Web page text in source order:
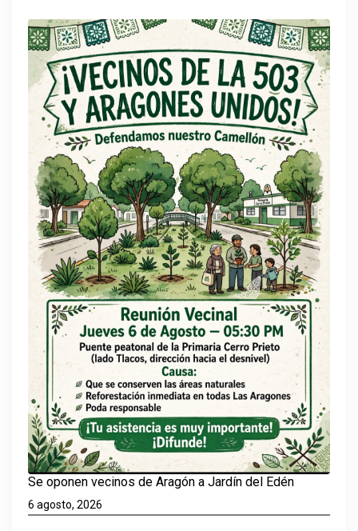
Se oponen vecinos de Aragón a Jardín del Edén
6 agosto, 2026